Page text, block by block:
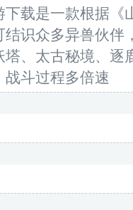
载是一款根据《
识众多异兽伙伴
、太古秘境、逐
斗过程多倍速